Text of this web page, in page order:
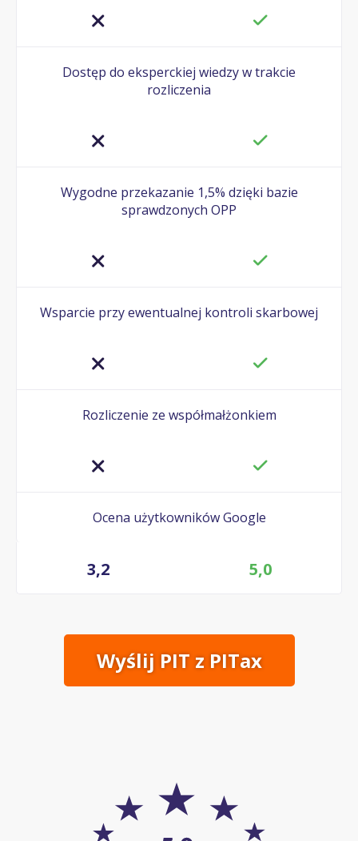
Dostęp do eksperckiej wiedzy w trakcie
rozliczenia
Wygodne przekazanie 1,5% dzięki bazie
sprawdzonych OPP
Wsparcie przy ewentualnej kontroli skarbowej
Rozliczenie ze współmałżonkiem
Ocena użytkowników Google
3,2 5,0
Wyślij PIT z PITax